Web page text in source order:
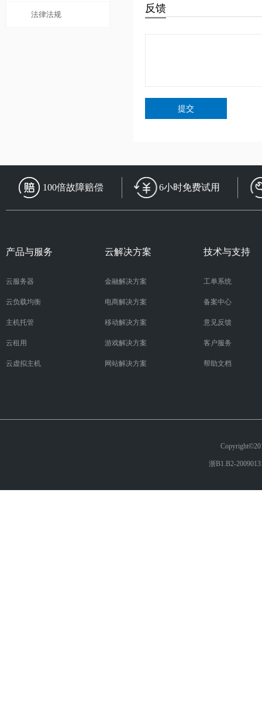
法律法规 反馈
提交
100倍故障赔偿 6小时免费试用
产品与服务
云服务器
云负载均衡
主机托管
云租用
云虚拟主机
云解决方案
金融解决方案
电商解决方案
移动解决方案
游戏解决方案
网站解决方案
技术与支持
工单系统
备案中心
意见反馈
客户服务
帮助文档
浙B1.B2-